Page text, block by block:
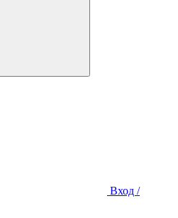
Вход /